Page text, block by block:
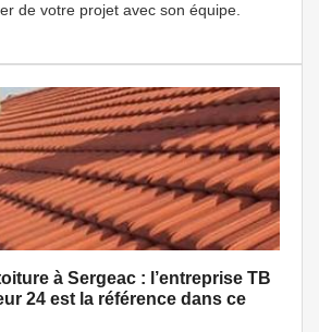
de votre projet avec son équipe.
à Sergeac : l’entreprise TB
24 est la référence dans ce